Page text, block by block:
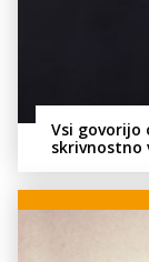
Vsi govorijo
skrivnostno